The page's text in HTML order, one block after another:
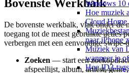
Windows 10
Hoe muziek
Cloud Home
naar iPhone
Muziek van
wanneer je
Hoe ID3-
Bovenste Werkbalk
De bovenste werkbalk, vlak onder de
toegang tot de meest gebruikte acties
verbergen met een eenvoudige
Zoeken — start een
afspeellijst, album, artiest,